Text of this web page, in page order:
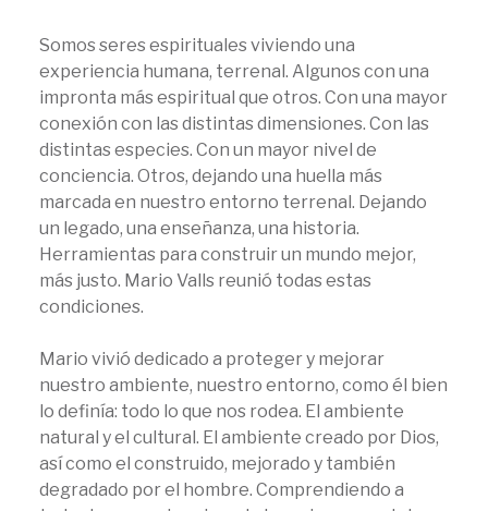
Somos seres espirituales viviendo una
experiencia humana, terrenal. Algunos con una
impronta más espiritual que otros. Con una mayor
conexión con las distintas dimensiones. Con las
distintas especies. Con un mayor nivel de
conciencia. Otros, dejando una huella más
marcada en nuestro entorno terrenal. Dejando
un legado, una enseñanza, una historia.
Herramientas para construir un mundo mejor,
más justo. Mario Valls reunió todas estas
condiciones.
Mario vivió dedicado a proteger y mejorar
nuestro ambiente, nuestro entorno, como él bien
lo definía: todo lo que nos rodea. El ambiente
natural y el cultural. El ambiente creado por Dios,
así como el construido, mejorado y también
degradado por el hombre. Comprendiendo a